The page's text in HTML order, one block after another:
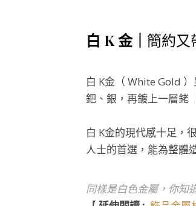
白 K 金｜ 簡約又
白 K金（ White Gold
鈀、銀，再鍍上一層銠
白 K金的現代感十足，
人士的首選，能為整體
同樣是白色金屬，你知